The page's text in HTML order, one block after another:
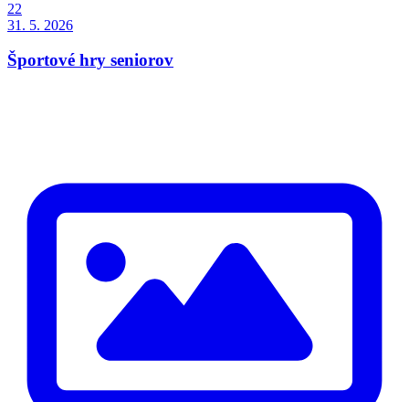
22
31. 5. 2026
Športové hry seniorov